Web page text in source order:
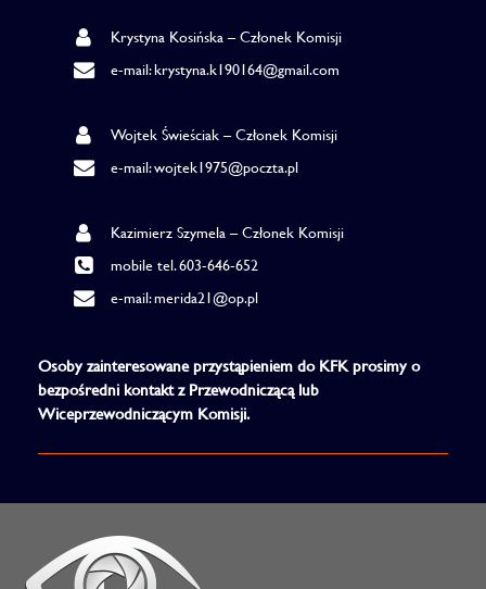
Krystyna Kosińska – Członek Komisji
e-mail: krystyna.k190164@gmail.com
Wojtek Świeściak – Członek Komisji
e-mail: wojtek1975@poczta.pl
Kazimierz Szymela – Członek Komisji
mobile tel. 603-646-652
e-mail: merida21@op.pl
Osoby zainteresowane przystąpieniem do KFK prosimy o
bezpośredni kontakt z Przewodniczącą lub
Wiceprzewodniczącym Komisji.